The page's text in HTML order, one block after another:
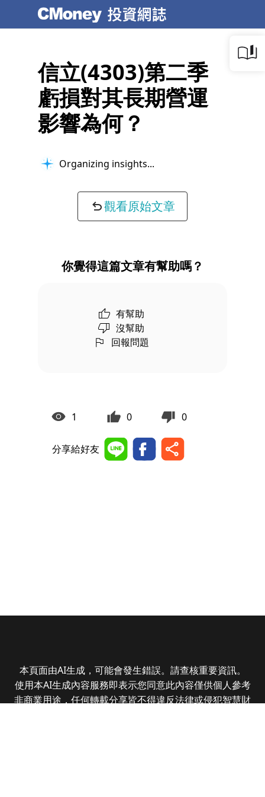
信立(4303)第二季
虧損對其長期營運
影響為何？
Organizing insights...
觀看原始文章
你覺得這篇文章有幫助嗎？
有幫助
沒幫助
回報問題
1 0 0
分享給好友
本頁面由AI生成，可能會發生錯誤。請查核重要資訊。
使用本AI生成內容服務即表示您同意此內容僅供個人參考
非商業用途，任何轉載分享皆不得違反法律或侵犯智慧財